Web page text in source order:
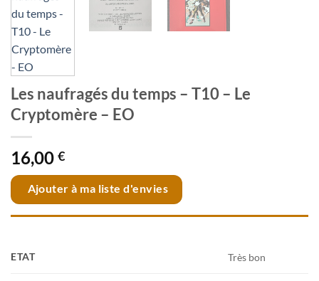
Les naufragés du temps – T10 – Le
Cryptomère – EO
16,00 €
Ajouter à ma liste d'envies
ETAT Très bon